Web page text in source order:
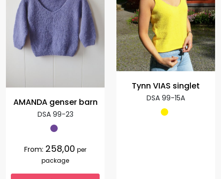
AMANDA genser barn
DSA 99-23
From: 258,00 per
package
Tynn VIAS singlet
DSA 99-15A